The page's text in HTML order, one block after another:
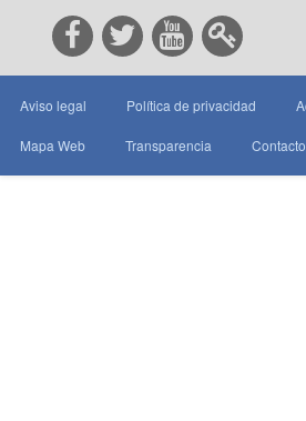
Aviso legal Política de privacidad
Mapa Web Transparencia Contacto